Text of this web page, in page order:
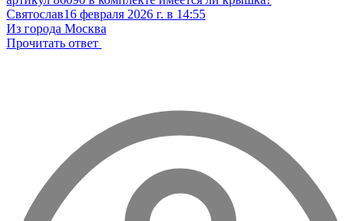
Святослав16 февраля 2026 г. в 14:55
Из города Москва
Прочитать ответ